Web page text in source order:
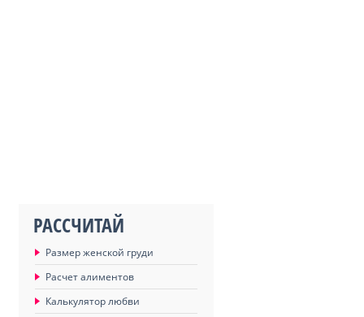
РАССЧИТАЙ
Размер женской груди
Расчет алиментов
Калькулятор любви